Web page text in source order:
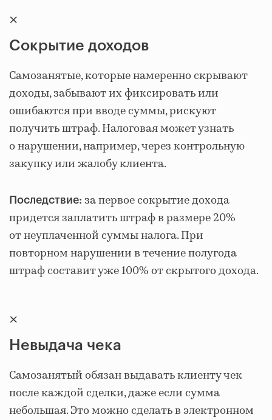
×
Сокрытие доходов
Самозанятые, которые намеренно скрывают
доходы, забывают их фиксировать или
ошибаются при вводе суммы, рискуют
получить штраф. Налоговая может узнать
о нарушении, например, через контрольную
закупку или жалобу клиента.
Последствие: за первое сокрытие дохода
придется заплатить штраф в размере 20%
от неуплаченной суммы налога. При
повторном нарушении в течение полугода
штраф составит уже 100% от скрытого дохода.
×
Невыдача чека
Самозанятый обязан выдавать клиенту чек
после каждой сделки, даже если сумма
небольшая. Это можно сделать в электронном